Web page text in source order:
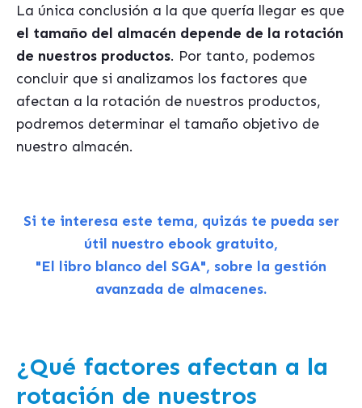
La única conclusión a la que quería llegar es que
el tamaño del almacén depende de la rotación
de nuestros productos. Por tanto, podemos
concluir que si analizamos los factores que
afectan a la rotación de nuestros productos,
podremos determinar el tamaño objetivo de
nuestro almacén.
Si te interesa este tema, quizás te pueda ser
útil nuestro ebook gratuito,
"El libro blanco del SGA", sobre la gestión
avanzada de almacenes.
¿Qué factores afectan a la
rotación de nuestros